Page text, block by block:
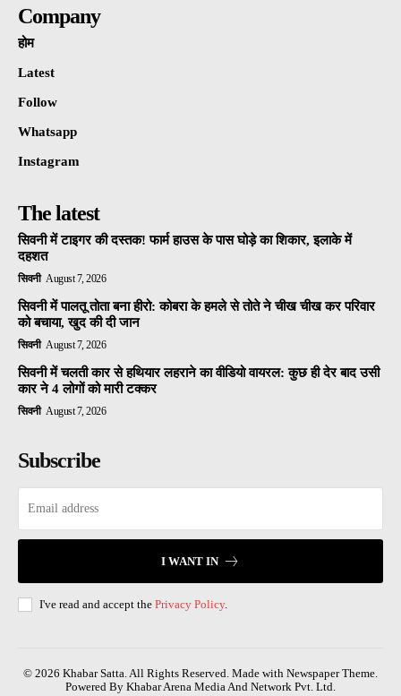
Company
होम
Latest
Follow
Whatsapp
Instagram
The latest
सिवनी में टाइगर की दस्तक! फार्म हाउस के पास घोड़े का शिकार, इलाके में
दहशत
सिवनी August 7, 2026
सिवनी में पालतू तोता बना हीरो: कोबरा के हमले से तोते ने चीख चीख कर परिवार
को बचाया, खुद की दी जान
सिवनी August 7, 2026
सिवनी में चलती कार से हथियार लहराने का वीडियो वायरल: कुछ ही देर बाद उसी
कार ने 4 लोगों को मारी टक्कर
सिवनी August 7, 2026
Subscribe
I WANT IN
I've read and accept the Privacy Policy.
© 2026 Khabar Satta. All Rights Reserved. Made with Newspaper Theme.
Powered By Khabar Arena Media And Network Pvt. Ltd.